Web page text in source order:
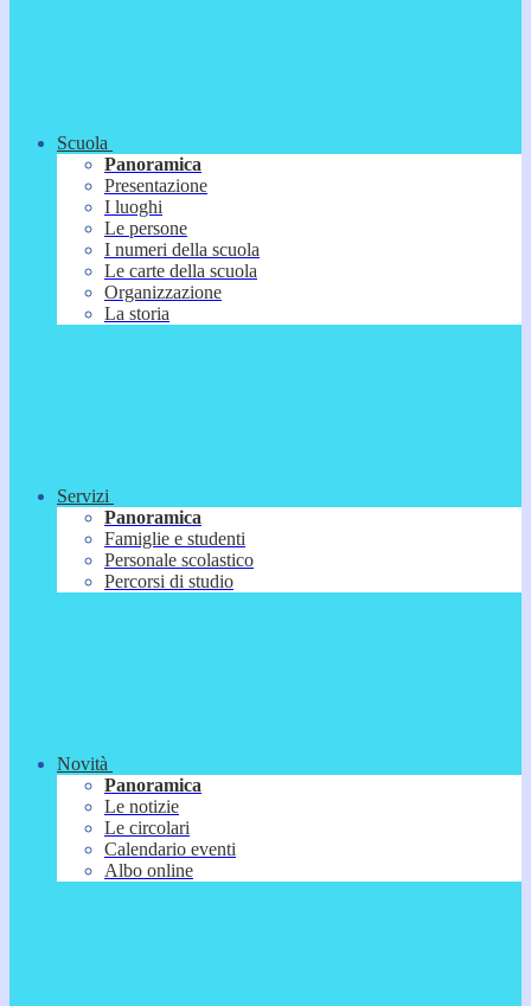
Scuola
Panoramica
Presentazione
I luoghi
Le persone
I numeri della scuola
Le carte della scuola
Organizzazione
La storia
Servizi
Panoramica
Famiglie e studenti
Personale scolastico
Percorsi di studio
Novità
Panoramica
Le notizie
Le circolari
Calendario eventi
Albo online